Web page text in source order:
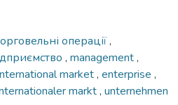
операції,
, management,
market, enterprise ,
markt, unternehmen